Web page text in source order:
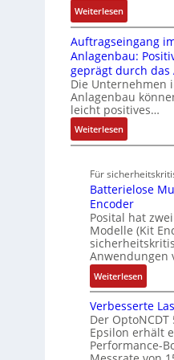
b
e
r
a
u
g
e
g
r
a
d
M
L
3
f
s
i
c
h
e
r
e
E
n
t
w
i
u
e
r
u
n
g
o
n
G
V
u
n
d
R
o
o
t
i
k
u
k
t
u
r
3
6
f
e
h
l
e
n
4
,
M
i
l
l
i
o
n
e
n
A
r
b
Weiterlesen:
A
l
l
A
b
o
u
t
A
t
o
m
a
t
i
x
p
a
Auftragseingang
Anlagenbau:
geprägt durch das
Die Unternehmen
Anlagenbau
leicht positives…
Weiterlesen:
A
f
t
r
a
g
s
e
i
n
g
a
n
g
Für
Batterielose
Encoder
Posital hat
Modelle (Kit
Anwendungen
Weiterlesen:
B
a
t
t
e
Verbesserte
Der
Epsilon erhält
Performance-